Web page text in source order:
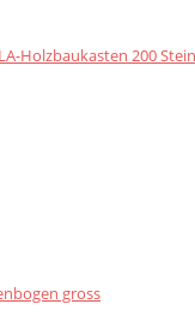
Holzbaukasten 200
gross